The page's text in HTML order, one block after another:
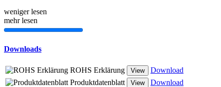
weniger lesen
mehr lesen
Downloads
ROHS Erklärung View
Download
Produktdatenblatt
View Download